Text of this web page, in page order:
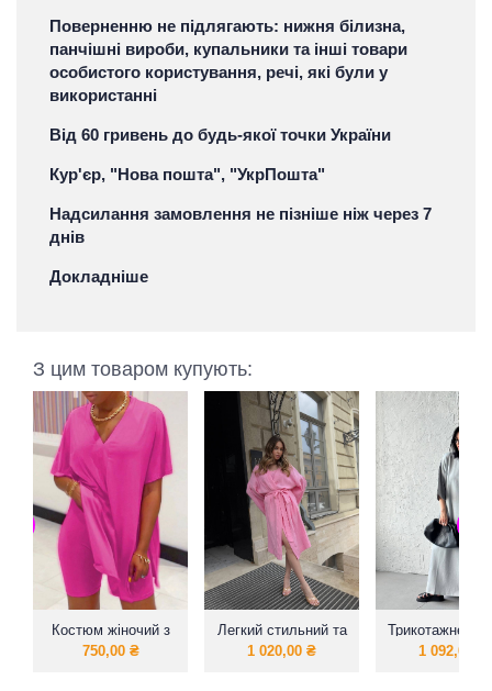
Поверненню не підлягають: нижня білизна,
панчішні вироби, купальники та інші товари
особистого користування, речі, які були у
використанні
Від 60 гривень до будь-якої точки України
Кур'єр, "Нова пошта", "УкрПошта"
Надсилання замовлення не пізніше ніж через 7
днів
Докладніше
З цим товаром купують:
Костюм жіночий з
еластичного
750,00 ₴
Легкий стильний та
комфортний
1 020,00₴
Трикотажне
футболка
1 092,00